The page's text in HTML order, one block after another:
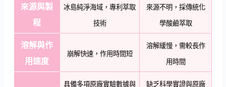
來源與製
程
冰島純淨海域，專利萃取
技術
來源不明，採傳統化
學酸鹼萃取
溶解與作
用速度
崩解快速，作用時間短
溶解緩慢，需較長作
用時間
具備多項原廠實驗數據與 缺乏科學實證與原廠